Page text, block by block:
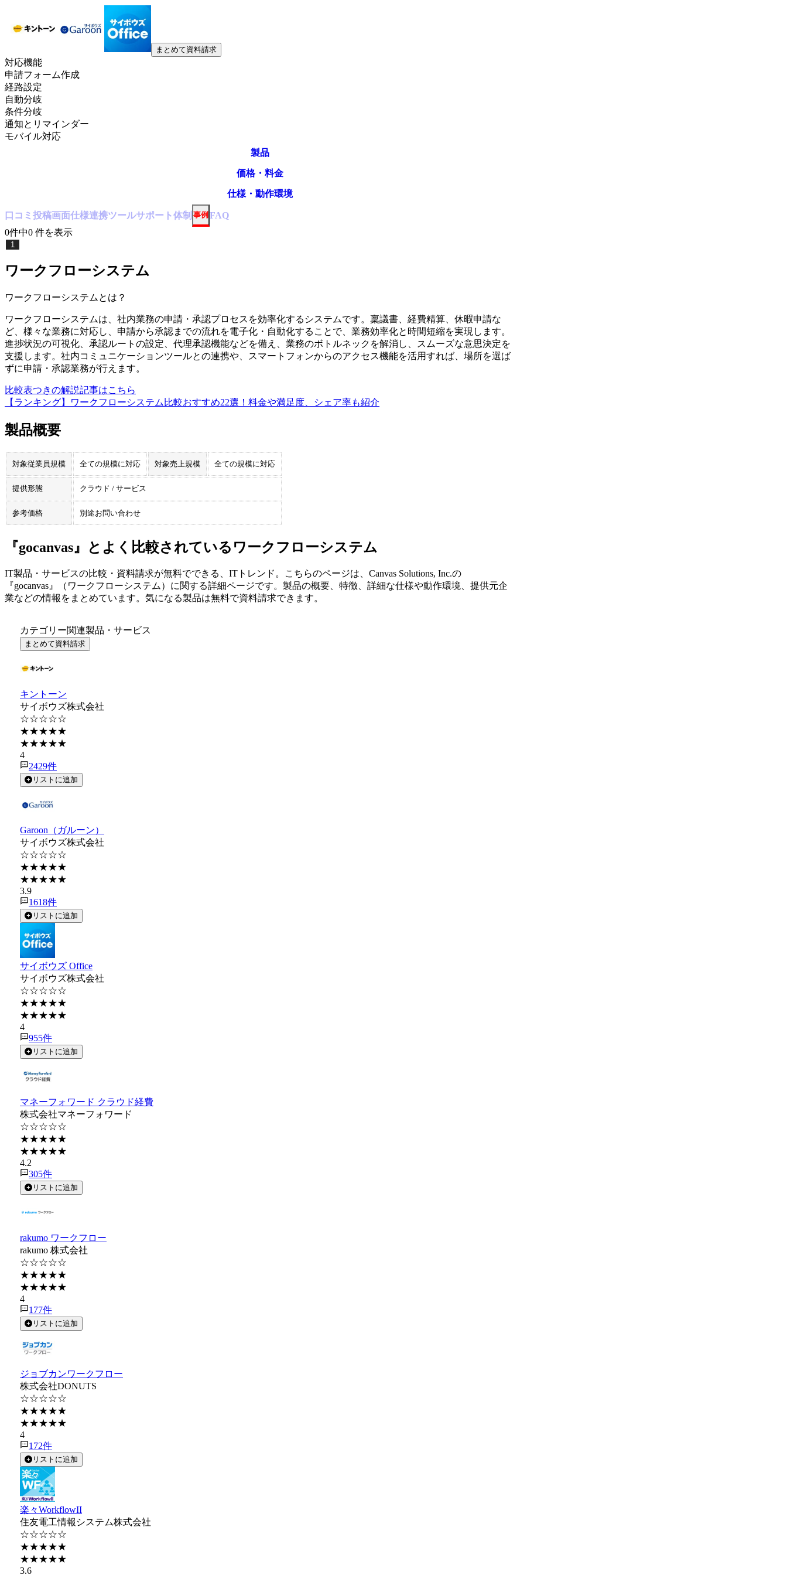
まとめて資料請求
対応機能
申請フォーム作成
経路設定
自動分岐
条件分岐
通知とリマインダー
モバイル対応
製品
価格・料金
仕様・動作環境
口コミ 投稿画面仕様連携ツールサポート体制 事例 FAQ
0件中0 件を表示
1
ワークフローシステム
ワークフローシステム とは？
ワークフローシステムは、社内業務の申請・承認プロセスを効率化するシステムです。稟議書、経費精算、休暇申請な
ど、様々な業務に対応し、申請から承認までの流れを電子化・自動化することで、業務効率化と時間短縮を実現します。
進捗状況の可視化、承認ルートの設定、代理承認機能などを備え、業務のボトルネックを解消し、スムーズな意思決定を
支援します。社内コミュニケーションツールとの連携や、スマートフォンからのアクセス機能を活用すれば、場所を選ば
ずに申請・承認業務が行えます。
比較表つきの解説記事はこちら
【ランキング】ワークフローシステム比較おすすめ22選！料金や満足度、シェア率も紹介
製品概要
対象従業員規模 全ての規模に対応 対象売上規模 全ての規模に対応
提供形態 クラウド / サービス
参考価格 別途お問い合わせ
『gocanvas』とよく比較されているワークフローシステム
IT製品・サービスの比較・資料請求が無料でできる、ITトレンド。こちらのページは、 Canvas Solutions, Inc.の
『gocanvas』（ ワークフローシステム）に関する詳細ページです。製品の概要、特徴、詳細な仕様や動作環境、提供元企
業などの情報をまとめています。気になる製品は無料で資料請求できます。
カテゴリー関連製品・サービス
まとめて資料請求
キントーン
サイボウズ株式会社
☆☆☆☆☆
★★★★★
★★★★★
4
2429件
リストに追加
Garoon（ガルーン）
サイボウズ株式会社
☆☆☆☆☆
★★★★★
★★★★★
3.9
1618件
リストに追加
サイボウズ Office
サイボウズ株式会社
☆☆☆☆☆
★★★★★
★★★★★
4
955件
リストに追加
マネーフォワード クラウド経費
株式会社マネーフォワード
☆☆☆☆☆
★★★★★
★★★★★
4.2
305件
リストに追加
rakumo ワークフロー
rakumo 株式会社
☆☆☆☆☆
★★★★★
★★★★★
4
177件
リストに追加
ジョブカンワークフロー
株式会社DONUTS
☆☆☆☆☆
★★★★★
★★★★★
4
172件
リストに追加
楽々WorkflowII
住友電工情報システム株式会社
☆☆☆☆☆
★★★★★
★★★★★
3.6